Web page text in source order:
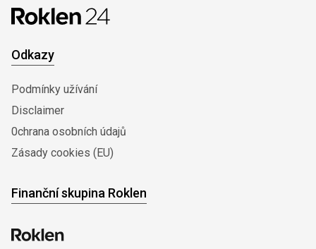
Odkazy
Podmínky užívání
Disclaimer
0chrana osobních údajů
Zásady cookies (EU)
Finanční skupina Roklen